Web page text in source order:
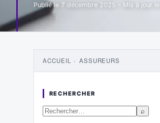
Publié le 7 décembre 2025 - Mis à jour le
ACCUEIL › ASSUREURS
RECHERCHER
⌕